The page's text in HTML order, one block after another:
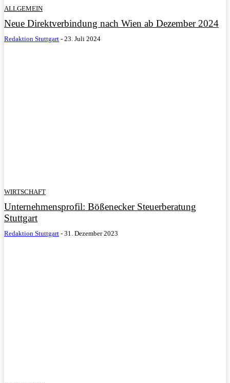
ALLGEMEIN
Neue Direktverbindung nach Wien ab Dezember 2024
Redaktion Stuttgart - 23. Juli 2024
WIRTSCHAFT
Unternehmensprofil: Bößenecker Steuerberatung
Stuttgart
Redaktion Stuttgart - 31. Dezember 2023